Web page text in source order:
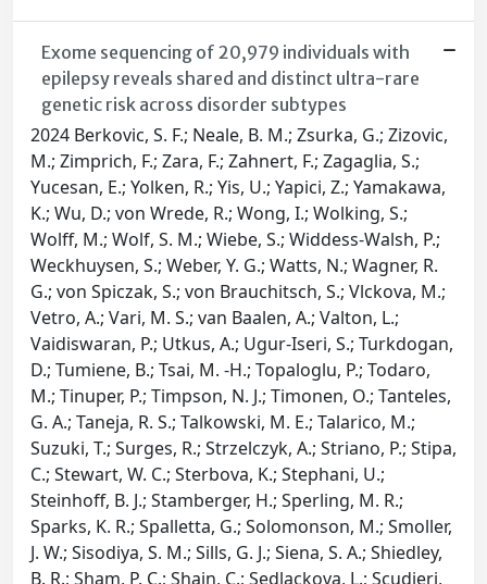
Exome sequencing of 20,979 individuals with
epilepsy reveals shared and distinct ultra-rare
genetic risk across disorder subtypes
2024 Berkovic, S. F.; Neale, B. M.; Zsurka, G.; Zizovic,
M.; Zimprich, F.; Zara, F.; Zahnert, F.; Zagaglia, S.;
Yucesan, E.; Yolken, R.; Yis, U.; Yapici, Z.; Yamakawa,
K.; Wu, D.; von Wrede, R.; Wong, I.; Wolking, S.;
Wolff, M.; Wolf, S. M.; Wiebe, S.; Widdess-Walsh, P.;
Weckhuysen, S.; Weber, Y. G.; Watts, N.; Wagner, R.
G.; von Spiczak, S.; von Brauchitsch, S.; Vlckova, M.;
Vetro, A.; Vari, M. S.; van Baalen, A.; Valton, L.;
Vaidiswaran, P.; Utkus, A.; Ugur-Iseri, S.; Turkdogan,
D.; Tumiene, B.; Tsai, M. -H.; Topaloglu, P.; Todaro,
M.; Tinuper, P.; Timpson, N. J.; Timonen, O.; Tanteles,
G. A.; Taneja, R. S.; Talkowski, M. E.; Talarico, M.;
Suzuki, T.; Surges, R.; Strzelczyk, A.; Striano, P.; Stipa,
C.; Stewart, W. C.; Sterbova, K.; Stephani, U.;
Steinhoff, B. J.; Stamberger, H.; Sperling, M. R.;
Sparks, K. R.; Spalletta, G.; Solomonson, M.; Smoller,
J. W.; Sisodiya, S. M.; Sills, G. J.; Siena, S. A.; Shiedley,
B. R.; Sham, P. C.; Shain, C.; Sedlackova, L.; Scudieri,